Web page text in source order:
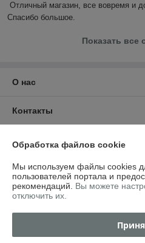
Отличный магазин, все вовремя и
Спасибо большое.
Показать все
О нас
Контакты
График работы
Полная версия сайта
Политика обработки cookies
Обработка файлов cookie
Мы используем файлы cookies
пользователей портала и
рекомендаций. Вы можете
отключить их.